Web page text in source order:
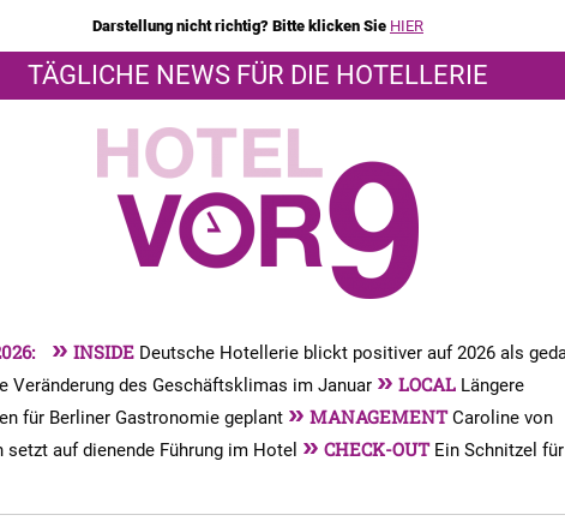
Darstellung nicht richtig? Bitte klicken Sie HIER
TÄGLICHE NEWS FÜR DIE HOTELLERIE
» INSIDE Deutsche Hotellerie blickt positiver auf 2026 als
Veränderung des Geschäftsklimas im Januar » LOCAL Längere
für Berliner Gastronomie geplant » MANAGEMENTCaroline von
setzt auf dienende Führung im Hotel » CHECK-OUT Ein Schnitzel